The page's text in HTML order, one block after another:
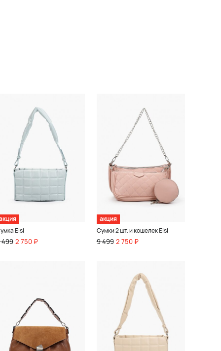
Elsi
499 2 750 ₽
акция
Сумки 2 шт. и кошелек Elsi
9 499 2 750 ₽